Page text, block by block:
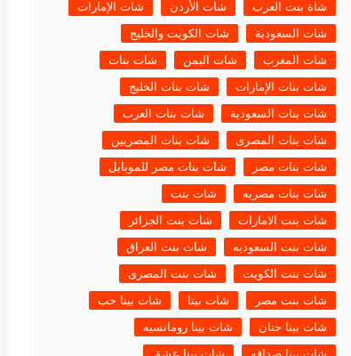
شاة بنت العرب
شات الأردن
شات الإمارات
شات السعودية
شات الكويت والخليج
شات المغرب
شات اليمن
شات بنات
شات بنات الإمارات
شات بنات الخليج
شات بنات السعودية
شات بنات العرب
شات بنات المصرى
شات بنات المصريين
شات بنات مصر
شات بنات مصر للموبايل
شات بنات مصريه
شات بنت
شات بنت الامارات
شات بنت الجزائر
شات بنت السعوديه
شات بنت العراق
شات بنت الكويت
شات بنت المصرى
شات بنت مصر
شات بينا
شات بينا حب
شات بينا حنان
شات بينا رومانسيه